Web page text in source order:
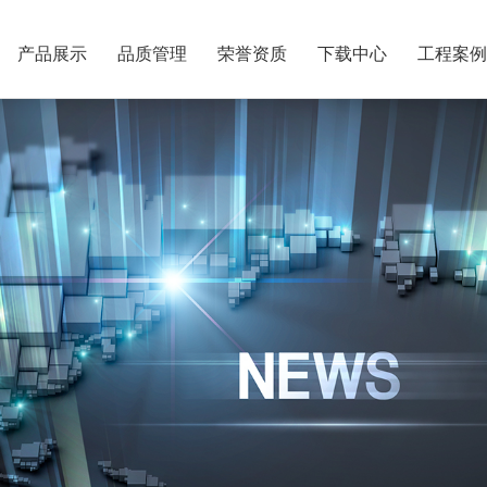
产品展示 品质管理 荣誉资质 下载中心 工程案例